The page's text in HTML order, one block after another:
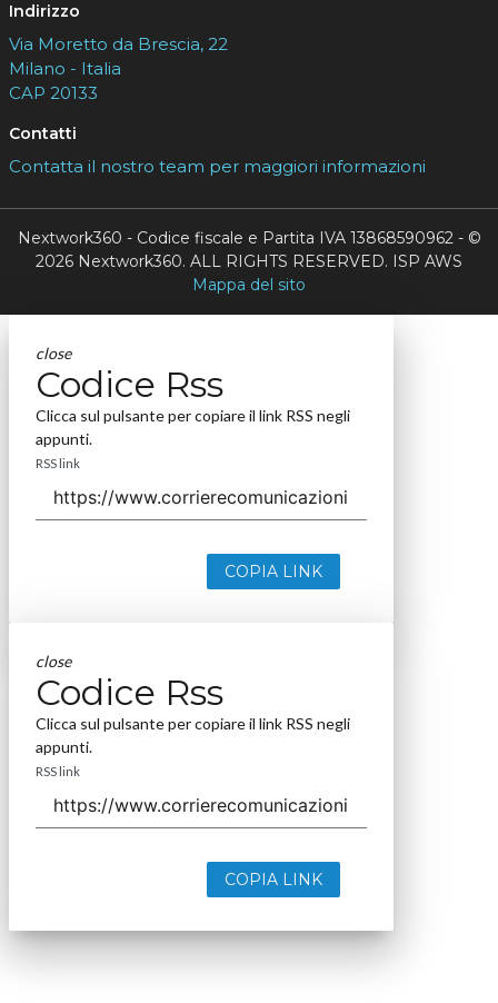
Indirizzo
Via Moretto da Brescia, 22
Milano - Italia
CAP 20133
Contatti
Contatta il nostro team per maggiori informazioni
Nextwork360 - Codice fiscale e Partita IVA 13868590962 - ©
2026 Nextwork360. ALL RIGHTS RESERVED. ISP AWS
Mappa del sito
close
Codice Rss
Clicca sul pulsante per copiare il link RSS negli
appunti.
RSS link
COPIA LINK
close
Codice Rss
Clicca sul pulsante per copiare il link RSS negli
appunti.
RSS link
COPIA LINK